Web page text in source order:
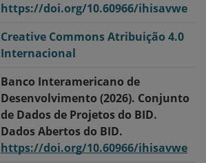
https://doi.org/10.60966/ihisavwe
Creative Commons Atribuição 4.0
Internacional
Banco Interamericano de
Desenvolvimento (2026). Conjunto
de Dados de Projetos do BID.
Dados Abertos do BID.
https://doi.org/10.60966/ihisavwe